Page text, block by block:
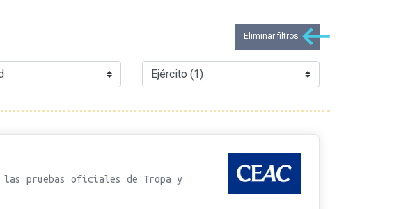
Eliminar filtros
pruebas oficiales de Tropa y